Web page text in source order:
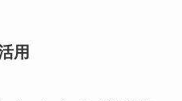
用